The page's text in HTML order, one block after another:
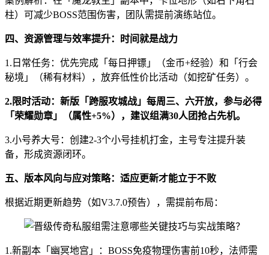
柱）可减少BOSS范围伤害，团队需提前演练站位。
四、资源管理与效率提升：时间就是战力
1.日常任务：优先完成「每日押镖」（金币+经验）和「行会
秘境」（稀有材料），放弃低性价比活动（如挖矿任务）。
2.限时活动：新版「跨服攻城战」每周三、六开放，参与必得
「荣耀勋章」（属性+5%），建议组满30人团抢占先机。
3.小号养大号：创建2-3个小号挂机打金，主号专注提升装
备，形成资源闭环。
五、版本风向与应对策略：适应更新才能立于不败
根据近期更新趋势（如V3.7.0预告），需提前布局：
1.新副本「幽冥地宫」：BOSS免疫物理伤害前10秒，法师需